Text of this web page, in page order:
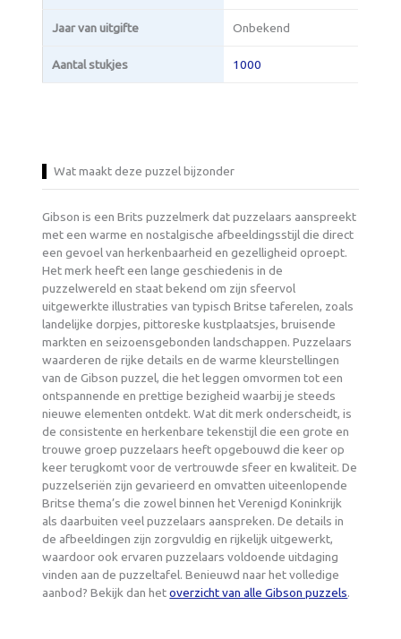
Jaar van uitgifte Onbekend
Aantal stukjes 1000
Wat maakt deze puzzel bijzonder
Gibson is een Brits puzzelmerk dat puzzelaars aanspreekt
met een warme en nostalgische afbeeldingsstijl die direct
een gevoel van herkenbaarheid en gezelligheid oproept.
Het merk heeft een lange geschiedenis in de
puzzelwereld en staat bekend om zijn sfeervol
uitgewerkte illustraties van typisch Britse taferelen, zoals
landelijke dorpjes, pittoreske kustplaatsjes, bruisende
markten en seizoensgebonden landschappen. Puzzelaars
waarderen de rijke details en de warme kleurstellingen
van de Gibson puzzel, die het leggen omvormen tot een
ontspannende en prettige bezigheid waarbij je steeds
nieuwe elementen ontdekt. Wat dit merk onderscheidt, is
de consistente en herkenbare tekenstijl die een grote en
trouwe groep puzzelaars heeft opgebouwd die keer op
keer terugkomt voor de vertrouwde sfeer en kwaliteit. De
puzzelseriën zijn gevarieerd en omvatten uiteenlopende
Britse thema’s die zowel binnen het Verenigd Koninkrijk
als daarbuiten veel puzzelaars aanspreken. De details in
de afbeeldingen zijn zorgvuldig en rijkelijk uitgewerkt,
waardoor ook ervaren puzzelaars voldoende uitdaging
vinden aan de puzzeltafel. Benieuwd naar het volledige
aanbod? Bekijk dan hetoverzicht van alle Gibson puzzels.